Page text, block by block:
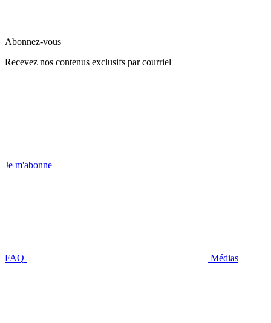
Abonnez-vous
Recevez nos contenus exclusifs par courriel
Je m'abonne
FAQ Médias